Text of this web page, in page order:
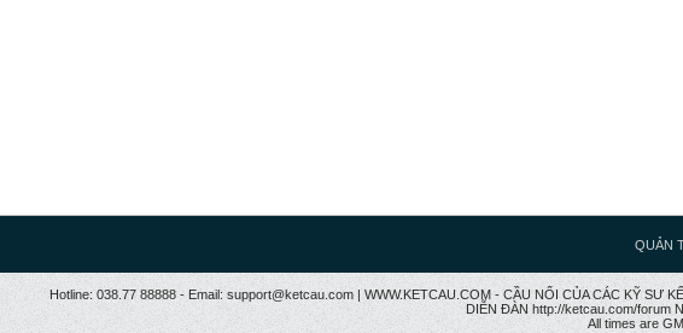
QUẢN
Hotline: 038.77 88888 - Email: support@ketcau.com | WWW.KETCAU.COM - CẦU NỐI CỦA CÁC KỸ SƯ
DIỄN ĐÀN http://ketcau.com/forum
All times are